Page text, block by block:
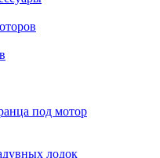
под мотор
лодок